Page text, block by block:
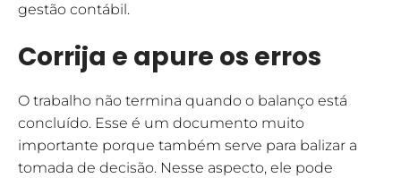
gestão contábil.
Corrija e apure os erros
O trabalho não termina quando o balanço está
concluído. Esse é um documento muito
importante porque também serve para balizar a
tomada de decisão. Nesse aspecto, ele pode